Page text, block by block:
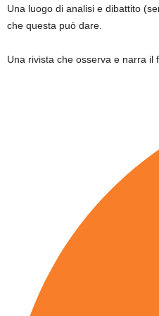
Una luogo di analisi e dibattito
che questa può dare.
Una rivista che osserva e narra il